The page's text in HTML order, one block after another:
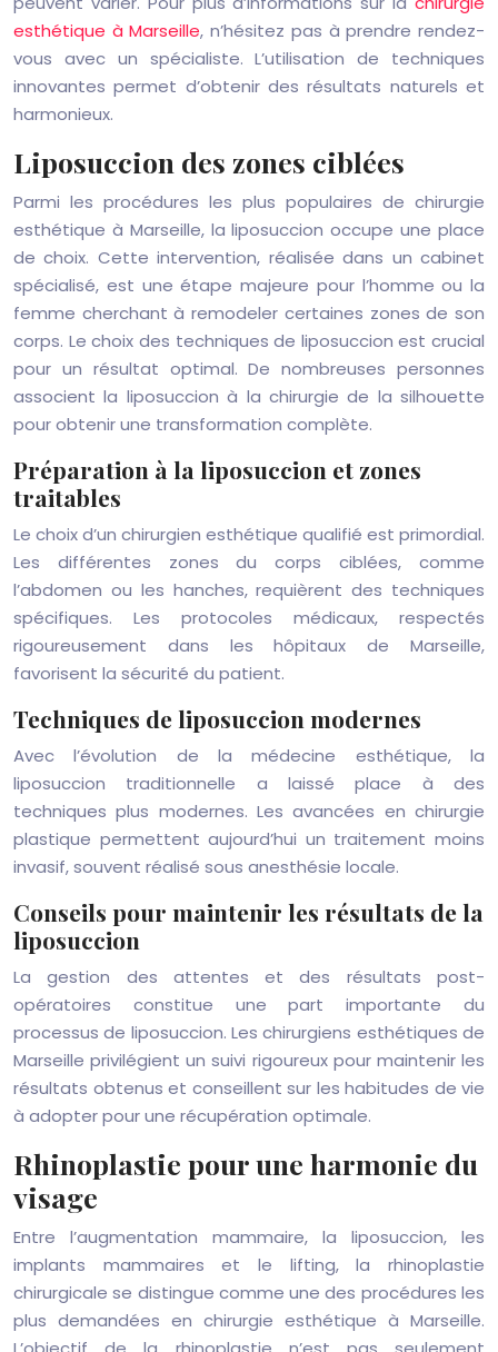
esthétique à Marseille, n’hésitez pas à prendre rendez-
vous avec un spécialiste. L’utilisation de techniques
innovantes permet d’obtenir des résultats naturels et
harmonieux.
Liposuccion des zones ciblées
Parmi les procédures les plus populaires de chirurgie
esthétique à Marseille, la liposuccion occupe une place
de choix. Cette intervention, réalisée dans un cabinet
spécialisé, est une étape majeure pour l’homme ou la
femme cherchant à remodeler certaines zones de son
corps. Le choix des techniques de liposuccion est crucial
pour un résultat optimal. De nombreuses personnes
associent la liposuccion à la chirurgie de la silhouette
pour obtenir une transformation complète.
Préparation à la liposuccion et zones
traitables
Le choix d’un chirurgien esthétique qualifié est primordial.
Les différentes zones du corps ciblées, comme
l’abdomen ou les hanches, requièrent des techniques
spécifiques. Les protocoles médicaux, respectés
rigoureusement dans les hôpitaux de Marseille,
favorisent la sécurité du patient.
Techniques de liposuccion modernes
Avec l’évolution de la médecine esthétique, la
liposuccion traditionnelle a laissé place à des
techniques plus modernes. Les avancées en chirurgie
plastique permettent aujourd’hui un traitement moins
invasif, souvent réalisé sous anesthésie locale.
Conseils pour maintenir les résultats de la
liposuccion
La gestion des attentes et des résultats post-
opératoires constitue une part importante du
processus de liposuccion. Les chirurgiens esthétiques de
Marseille privilégient un suivi rigoureux pour maintenir les
résultats obtenus et conseillent sur les habitudes de vie
à adopter pour une récupération optimale.
Rhinoplastie pour une harmonie du
visage
Entre l’augmentation mammaire, la liposuccion, les
implants mammaires et le lifting, la rhinoplastie
chirurgicale se distingue comme une des procédures les
plus demandées en chirurgie esthétique à Marseille.